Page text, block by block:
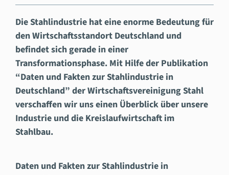
Die Stahlindustrie hat eine enorme Bedeutung für
den Wirtschaftsstandort Deutschland und
befindet sich gerade in einer
Transformationsphase. Mit Hilfe der Publikation
“Daten und Fakten zur Stahlindustrie in
Deutschland” der Wirtschaftsvereinigung Stahl
verschaffen wir uns einen Überblick über unsere
Industrie und die Kreislaufwirtschaft im
Stahlbau.
Daten und Fakten zur Stahlindustrie in